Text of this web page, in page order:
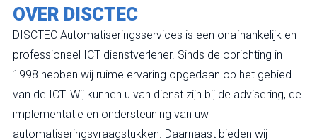
OVER DISCTEC
DISCTEC Automatiseringsservices is een onafhankelijk en
professioneel ICT dienstverlener. Sinds de oprichting in
1998 hebben wij ruime ervaring opgedaan op het gebied
van de ICT. Wij kunnen u van dienst zijn bij de advisering, de
implementatie en ondersteuning van uw
automatiseringsvraagstukken. Daarnaast bieden wij